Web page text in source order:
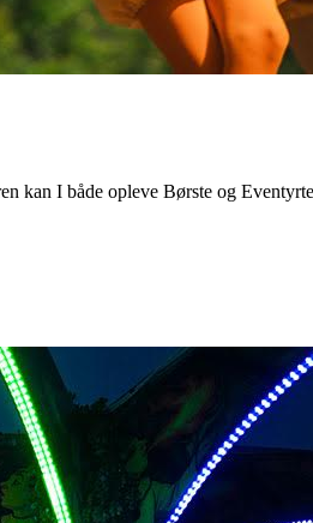
kan I både opleve Børste og